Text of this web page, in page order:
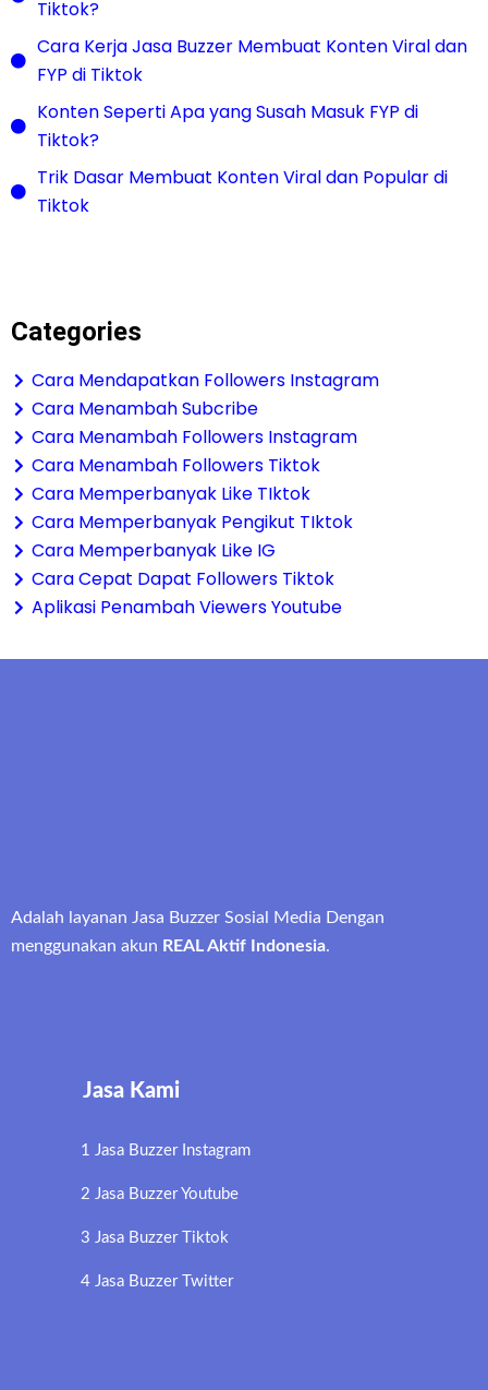
Tiktok?
Cara Kerja Jasa Buzzer Membuat Konten Viral dan
FYP di Tiktok
Konten Seperti Apa yang Susah Masuk FYP di
Tiktok?
Trik Dasar Membuat Konten Viral dan Popular di
Tiktok
Categories
Cara Mendapatkan Followers Instagram
Cara Menambah Subcribe
Cara Menambah Followers Instagram
Cara Menambah Followers Tiktok
Cara Memperbanyak Like TIktok
Cara Memperbanyak Pengikut TIktok
Cara Memperbanyak Like IG
Cara Cepat Dapat Followers Tiktok
Aplikasi Penambah Viewers Youtube
Adalah layanan Jasa Buzzer Sosial Media Dengan
menggunakan akun REAL Aktif Indonesia.
Jasa Kami
1 Jasa Buzzer Instagram
2 Jasa Buzzer Youtube
3 Jasa Buzzer Tiktok
4 Jasa Buzzer Twitter